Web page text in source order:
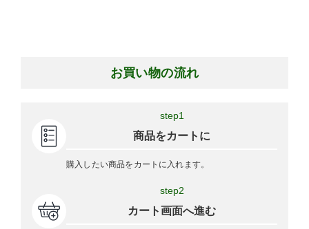
お買い物の流れ
step1
商品をカートに
購入したい商品をカートに入れます。
step2
カート画面へ進む